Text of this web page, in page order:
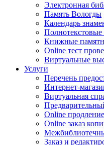
Электронная
Память Вологды
Календарь
Книжные
Online тест
Виртуальные
Услуги
Перечень
Интернет-
Виртуальная
Online
Online заказ
Заказ и